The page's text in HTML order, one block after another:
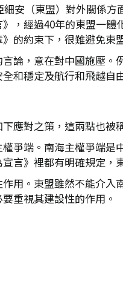
安（東盟）對外關係
，經過40年的東盟一
的約束下，很難避免東
論，意在對中國施壓
和穩定及航行和飛越自
應對之策，這兩點也被
爭端。南海主權爭端
言》裡都有明確規定，
用。東盟雖然不能介
重視其建設性的作用。